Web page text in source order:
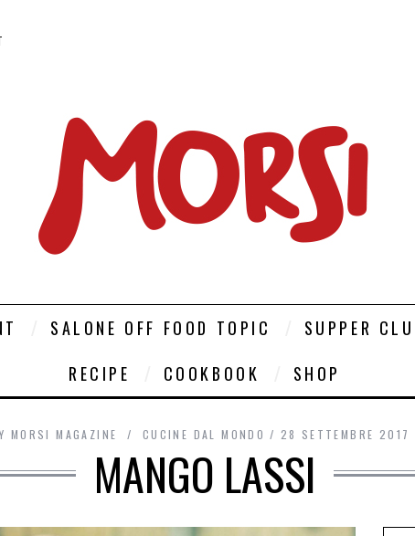
SALONE OFF FOOD TOPIC SUPPER
RECIPE
COOKBOOK SHOP
MORSI MAGAZINE CUCINE DAL MONDO 28 SETTEMBRE 2017
MANGO LASSI